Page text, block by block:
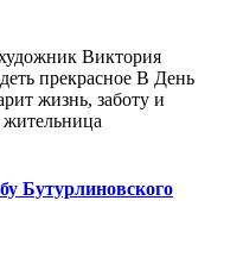
Виктория
прекрасное В День
жизнь, заботу и
жительница
Бутурлиновского